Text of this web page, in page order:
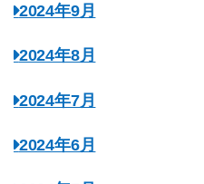
2024年9月
2024年8月
2024年7月
2024年6月